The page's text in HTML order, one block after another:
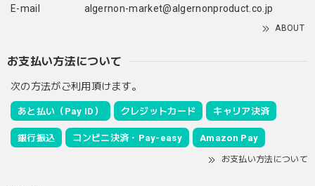
E-mail
algernon-market@algernonproduct.co.jp
ABOUT
お支払い方法について
次の方法がご利用頂けます。
あと払い（Pay ID） クレジットカード キャリア決済
銀行振込 コンビニ決済・Pay-easy Amazon Pay
お支払い方法について